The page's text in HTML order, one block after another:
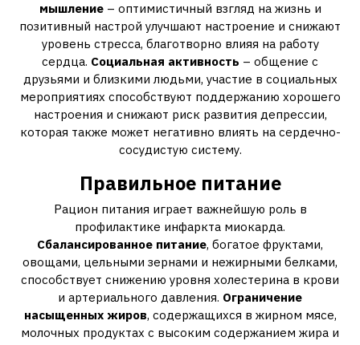
мышление– оптимистичный взгляд на жизнь и
позитивный настрой улучшают настроение и снижают
уровень стресса, благотворно влияя на работу
сердца. Социальная активность – общение с
друзьями и близкими людьми, участие в социальных
мероприятиях способствуют поддержанию хорошего
настроения и снижают риск развития депрессии,
которая также может негативно влиять на сердечно-
сосудистую систему.
Правильное питание
Рацион питания играет важнейшую роль в
профилактике инфаркта миокарда.
Сбалансированное питание, богатое фруктами,
овощами, цельными зернами и нежирными белками,
способствует снижению уровня холестерина в крови
и артериального давления. Ограничение
насыщенных жиров, содержащихся в жирном мясе,
молочных продуктах с высоким содержанием жира и